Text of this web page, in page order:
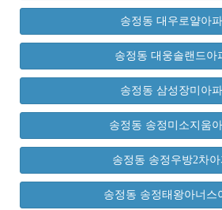
송정동 대우로얄아
송정동 대웅솔랜드아
송정동 삼성장미아
송정동 송정미소지움
송정동 송정우방2차
송정동 송정태왕아너스